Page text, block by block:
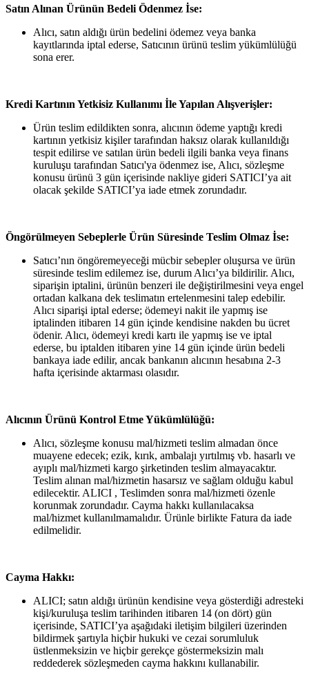
Satın Alınan Ürünün Bedeli Ödenmez İse:
Alıcı, satın aldığı ürün bedelini ödemez veya banka
kayıtlarında iptal ederse, Satıcının ürünü teslim yükümlülüğü
sona erer.
Kredi Kartının Yetkisiz Kullanımı İle Yapılan Alışverişler:
Ürün teslim edildikten sonra, alıcının ödeme yaptığı kredi
kartının yetkisiz kişiler tarafından haksız olarak kullanıldığı
tespit edilirse ve satılan ürün bedeli ilgili banka veya finans
kuruluşu tarafından Satıcı'ya ödenmez ise, Alıcı, sözleşme
konusu ürünü 3 gün içerisinde nakliye gideri SATICI’ya ait
olacak şekilde SATICI’ya iade etmek zorundadır.
Öngörülmeyen Sebeplerle Ürün Süresinde Teslim Olmaz İse:
Satıcı’nın öngöremeyeceği mücbir sebepler oluşursa ve ürün
süresinde teslim edilemez ise, durum Alıcı’ya bildirilir. Alıcı,
siparişin iptalini, ürünün benzeri ile değiştirilmesini veya engel
ortadan kalkana dek teslimatın ertelenmesini talep edebilir.
Alıcı siparişi iptal ederse; ödemeyi nakit ile yapmış ise
iptalinden itibaren 14 gün içinde kendisine nakden bu ücret
ödenir. Alıcı, ödemeyi kredi kartı ile yapmış ise ve iptal
ederse, bu iptalden itibaren yine 14 gün içinde ürün bedeli
bankaya iade edilir, ancak bankanın alıcının hesabına 2-3
hafta içerisinde aktarması olasıdır.
Alıcının Ürünü Kontrol Etme Yükümlülüğü:
Alıcı, sözleşme konusu mal/hizmeti teslim almadan önce
muayene edecek; ezik, kırık, ambalajı yırtılmış vb. hasarlı ve
ayıplı mal/hizmeti kargo şirketinden teslim almayacaktır.
Teslim alınan mal/hizmetin hasarsız ve sağlam olduğu kabul
edilecektir. ALICI , Teslimden sonra mal/hizmeti özenle
korunmak zorundadır. Cayma hakkı kullanılacaksa
mal/hizmet kullanılmamalıdır. Ürünle birlikte Fatura da iade
edilmelidir.
Cayma Hakkı:
ALICI; satın aldığı ürünün kendisine veya gösterdiği adresteki
kişi/kuruluşa teslim tarihinden itibaren 14 (on dört) gün
içerisinde, SATICI’ya aşağıdaki iletişim bilgileri üzerinden
bildirmek şartıyla hiçbir hukuki ve cezai sorumluluk
üstlenmeksizin ve hiçbir gerekçe göstermeksizin malı
reddederek sözleşmeden cayma hakkını kullanabilir.